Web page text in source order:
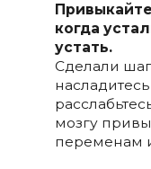
когда
устать.
Сделали шаг
мозгу
переменам